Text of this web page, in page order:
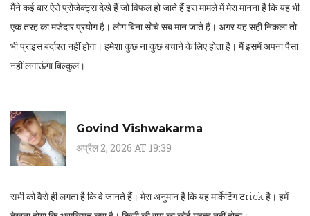
मैंने कई बार ऐसे प्रोजेक्ट्स देखे हैं जो विफल हो जाते हैं इस मामले में मेरा मानना है कि यह भी
एक तरह का मजेदार प्रयोग है। लोग बिना सोचे सब मान जाते हैं। अगर यह सही निकला तो
भी प्राइस बर्दाश्त नहीं होगा। हमेशा कुछ ना कुछ बचाने के लिए होता है। मैं इसमें अपना पैसा
नहीं लगाऊंगा बिल्कुल।
Govind Vishwakarma
अप्रैल 2, 2026 AT 19:39
सभी को वैसे ही लगता है कि वे जानते हैं। मेरा अनुमान है कि यह मार्केटिंग टrick है। हमें